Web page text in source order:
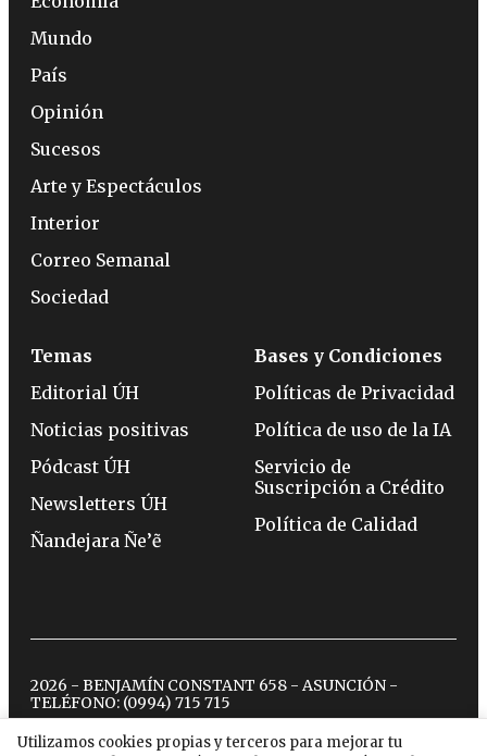
Utilizamos cookies propias y terceros para mejorar tu
Mundo
País
Opinión
Sucesos
Arte y Espectáculos
Interior
Correo Semanal
Sociedad
Temas
Editorial ÚH
Noticias positivas
Pódcast ÚH
Newsletters ÚH
Ñandejara Ñe’ẽ
Bases y Condiciones
Políticas de Privacidad
Política de uso de la IA
Servicio de
Suscripción a Crédito
Política de Calidad
2026 - BENJAMÍN CONSTANT 658 - ASUNCIÓN -
TELÉFONO: (0994) 715 715